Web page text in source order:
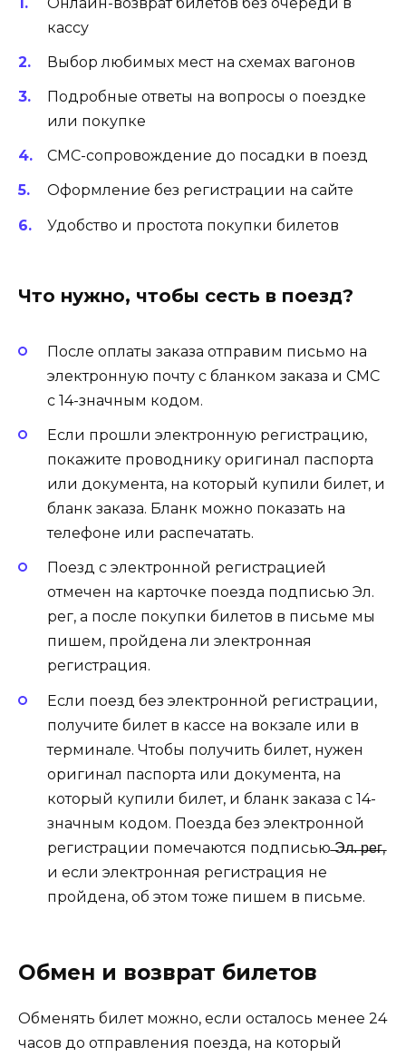
кассу
Выбор любимых мест на схемах вагонов
Подробные ответы на вопросы о поездке
или покупке
СМС-сопровождение до посадки в поезд
Оформление без регистрации на сайте
Удобство и простота покупки билетов
Что нужно, чтобы сесть в поезд?
После оплаты заказа отправим письмо на
электронную почту с бланком заказа и СМС
с 14-значным кодом.
Если прошли электронную регистрацию,
покажите проводнику оригинал паспорта
или документа, на который купили билет, и
бланк заказа. Бланк можно показать на
телефоне или распечатать.
Поезд с электронной регистрацией
отмечен на карточке поезда подписью Эл.
рег, а после покупки билетов в письме мы
пишем, пройдена ли электронная
регистрация.
Если поезд без электронной регистрации,
получите билет в кассе на вокзале или в
терминале. Чтобы получить билет, нужен
оригинал паспорта или документа, на
который купили билет, и бланк заказа с 14-
значным кодом. Поезда без электронной
регистрации помечаются подписью ̶Э̶л̶.̶̶̶̶̶̶ ̶р̶е̶г̶,
и если электронная регистрация не
пройдена, об этом тоже пишем в письме.
Обмен и возврат билетов
Обменять билет можно, если осталось менее 24
часов до отправления поезда, на который